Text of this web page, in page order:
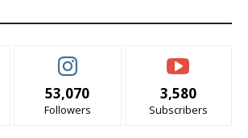
53,070
Followers
3,580
Subscribers